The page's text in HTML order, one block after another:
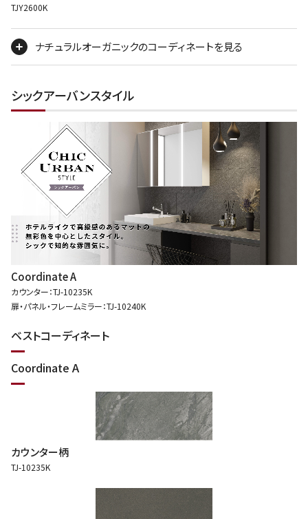
TJY2600K
ナチュラルオーガニックのコーディネートを見る
シックアーバンスタイル
Coordinate A
カウンター：TJ-10235K
扉・パネル・フレームミラー：TJ-10240K
ベストコーディネート
Coordinate A
カウンター柄
TJ-10235K